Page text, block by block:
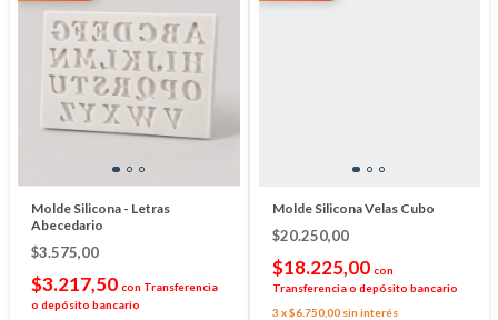
Molde Silicona - Letras
Abecedario
$3.575,00
$3.217,50 con Transferencia
o depósito bancario
Molde Silicona Velas Cubo
$20.250,00
$18.225,00 con
Transferencia o depósito bancario
3 x$6.750,00 sin interés